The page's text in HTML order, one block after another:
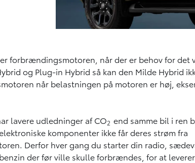
forbrændingsmotoren, når der er behov for det
og Plug-in Hybrid så kan den Milde Hybrid
når belastningen på motoren er høj,
lavere udledninger af CO2 end samme bil i ren
komponenter ikke får deres strøm fra
Derfor hver gang du starter din radio,
der før ville skulle forbrændes, for at